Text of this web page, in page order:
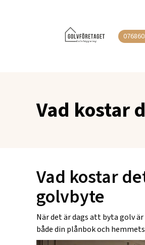
Vad kostar
Vad kostar
golvbyte
När det är dags att byta golv
både din plånbok och